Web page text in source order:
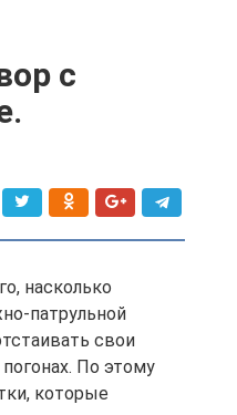
с
насколько
патрульной
свои
По этому
которые